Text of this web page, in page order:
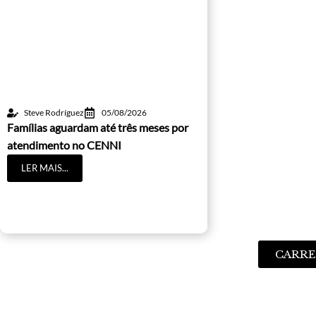
Steve Rodríguez 05/08/2026
Famílias aguardam até três meses por
atendimento no CENNI
LER MAIS...